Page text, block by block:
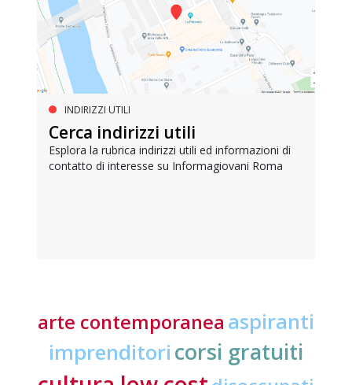
INDIRIZZI UTILI
Cerca indirizzi utili
Esplora la rubrica indirizzi utili ed informazioni di
contatto di interesse su Informagiovani Roma
arte contemporanea aspiranti
imprenditori corsi gratuiti